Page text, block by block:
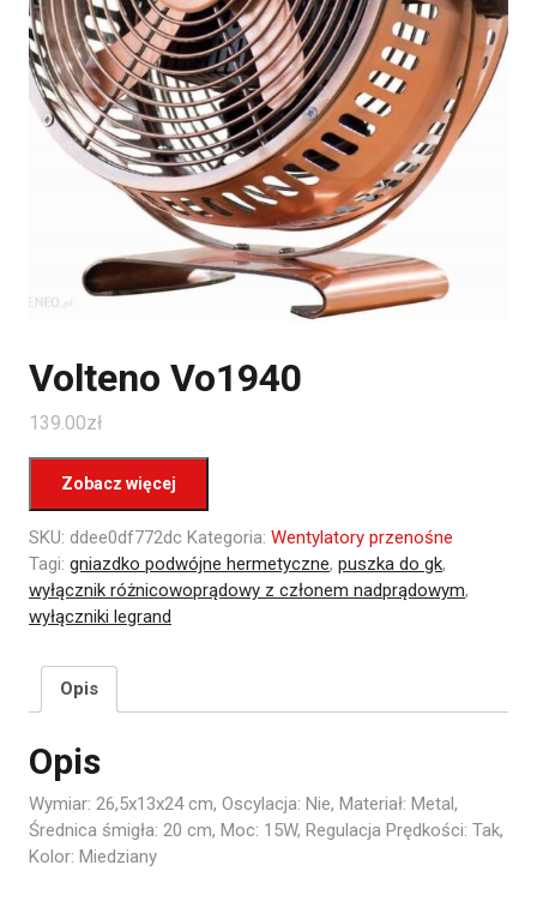
Volteno Vo1940
139.00zł
Zobacz więcej
SKU: ddee0df772dc Kategoria: Wentylatory przenośne
Tagi: gniazdko podwójne hermetyczne, puszka do gk,
wyłącznik różnicowoprądowy z członem nadprądowym,
wyłączniki legrand
Opis
Opis
Wymiar: 26,5x13x24 cm, Oscylacja: Nie, Materiał: Metal,
Średnica śmigła: 20 cm, Moc: 15W, Regulacja Prędkości: Tak,
Kolor: Miedziany